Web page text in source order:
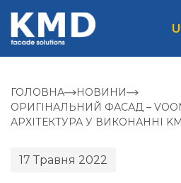
ГОЛОВНА
НОВИНИ
ОРИГІНАЛЬНИЙ ФАСАД –
АРХІТЕКТУРА У ВИКОНАННІ
17 Травня 2022